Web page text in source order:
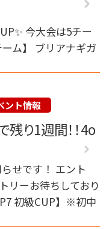
今大会は5チー
ム】 ブリアナギガ
ント情報
残り1週間！！4o
せです！ エント
リーお待ちしており
初級CUP】※初中